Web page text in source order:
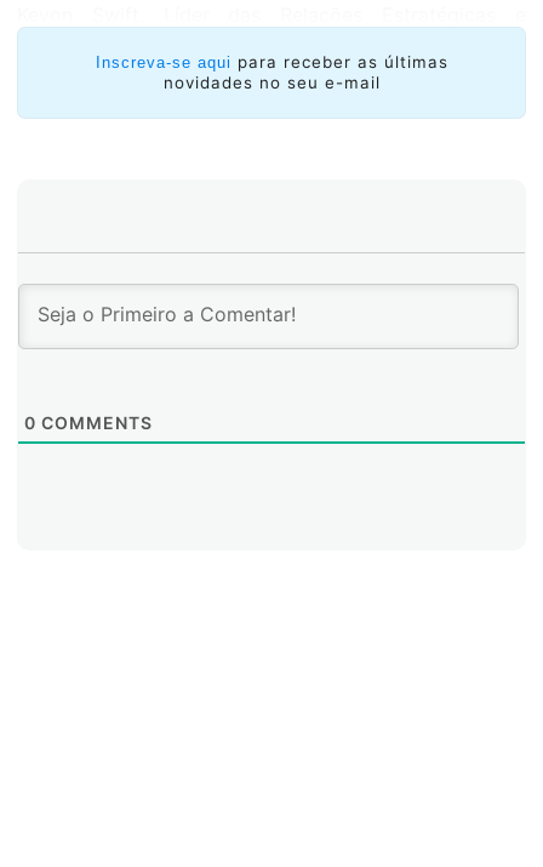
Integração de LACNIC, apresentou aos participantes
algumas abordagens práticas de políticas e estratégias
para promover a implementação do IPv6, com foco em
ações específicas que podem ser realizadas por
Inscreva-se aqui para receber as últimas
novidades no seu e-mail
0 COMMENTS